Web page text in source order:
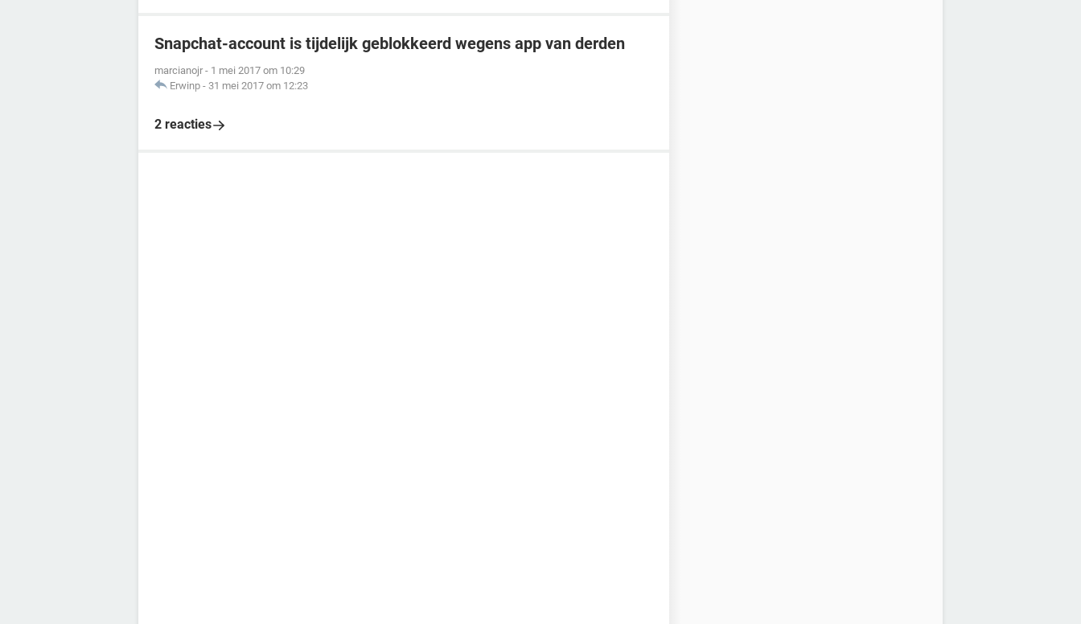
Snapchat-account is tijdelijk geblokkeerd wegens app van derden
marcianojr - 1 mei 2017 om 10:29
Erwinp - 31 mei 2017 om 12:23
2 reacties